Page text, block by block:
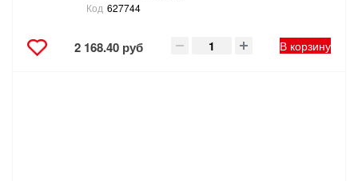
Код 627744
2 168.40 руб В корзину